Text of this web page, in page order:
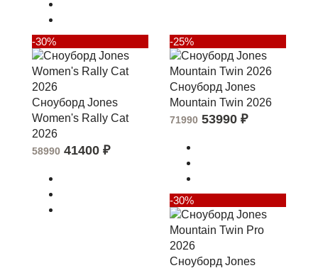
-30%
Сноуборд Jones
Women's Rally Cat
2026
58990 41400 ₽
-25%
Сноуборд Jones
Mountain Twin 2026
71990 53990 ₽
-30%
Сноуборд Jones